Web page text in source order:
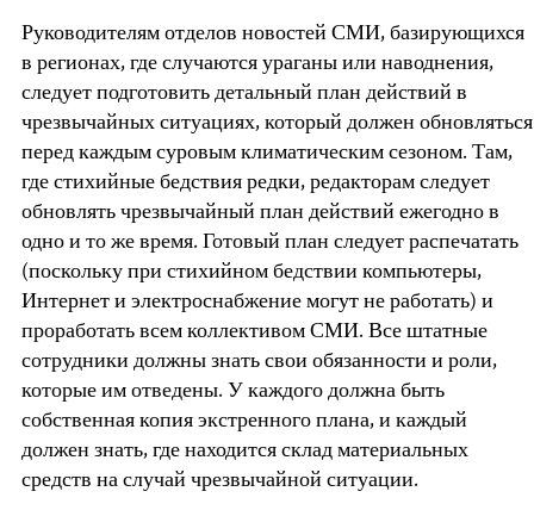
Руководителям отделов новостей СМИ, базирующихся
в регионах, где случаются ураганы или наводнения,
следует подготовить детальный план действий в
чрезвычайных ситуациях, который должен обновляться
перед каждым суровым климатическим сезоном. Там,
где стихийные бедствия редки, редакторам следует
обновлять чрезвычайный план действий ежегодно в
одно и то же время. Готовый план следует распечатать
(поскольку при стихийном бедствии компьютеры,
Интернет и электроснабжение могут не работать) и
проработать всем коллективом СМИ. Все штатные
сотрудники должны знать свои обязанности и роли,
которые им отведены. У каждого должна быть
собственная копия экстренного плана, и каждый
должен знать, где находится склад материальных
средств на случай чрезвычайной ситуации.